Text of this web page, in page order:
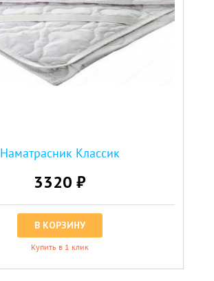
Наматрасник Классик
3320 ₽
В КОРЗИНУ
Купить в 1 клик